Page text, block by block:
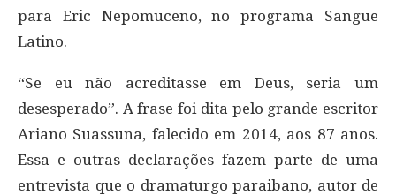
para Eric Nepomuceno, no programa Sangue
Latino.
“Se eu não acreditasse em Deus, seria um
desesperado”. A frase foi dita pelo grande escritor
Ariano Suassuna, falecido em 2014, aos 87 anos.
Essa e outras declarações fazem parte de uma
entrevista que o dramaturgo paraibano, autor de